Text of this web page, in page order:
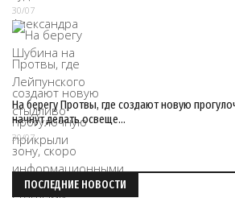
30/07
На берегу Протвы, где создают новую
начнут делать освеще…
30/07
ПОСЛЕДНИЕ НОВОСТИ